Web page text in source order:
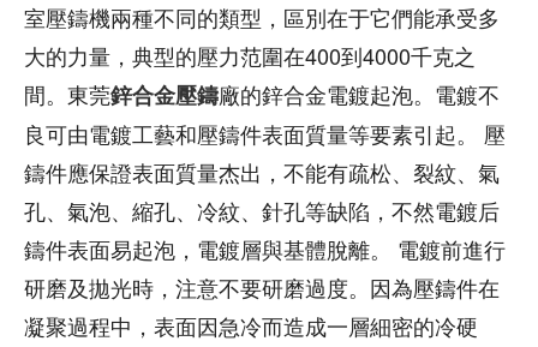
室壓鑄機兩種不同的類型，區別在于它們能承受多
大的力量，典型的壓力范圍在400到4000千克之
間。東莞鋅合金壓鑄廠的鋅合金電鍍起泡。電鍍不
良可由電鍍工藝和壓鑄件表面質量等要素引起。 壓
鑄件應保證表面質量杰出，不能有疏松、裂紋、氣
孔、氣泡、縮孔、冷紋、針孔等缺陷，不然電鍍后
鑄件表面易起泡，電鍍層與基體脫離。 電鍍前進行
研磨及拋光時，注意不要研磨過度。因為壓鑄件在
凝聚過程中，表面因急冷而造成一層細密的冷硬